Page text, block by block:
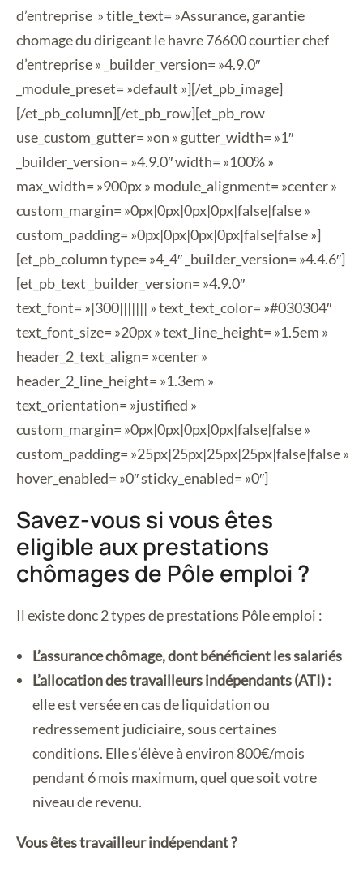
d’entreprise » title_text= »Assurance, garantie
chomage du dirigeant le havre 76600 courtier chef
d’entreprise » _builder_version= »4.9.0″
_module_preset= »default »][/et_pb_image]
[/et_pb_column][/et_pb_row][et_pb_row
use_custom_gutter= »on » gutter_width= »1″
_builder_version= »4.9.0″ width= »100% »
max_width= »900px » module_alignment= »center »
custom_margin= »0px|0px|0px|0px|false|false »
custom_padding= »0px|0px|0px|0px|false|false »]
[et_pb_column type= »4_4″ _builder_version= »4.4.6″]
[et_pb_text _builder_version= »4.9.0″
text_font= »|300||||||| » text_text_color= »#030304″
text_font_size= »20px » text_line_height= »1.5em »
header_2_text_align= »center »
header_2_line_height= »1.3em »
text_orientation= »justified »
custom_margin= »0px|0px|0px|0px|false|false »
custom_padding= »25px|25px|25px|25px|false|false »
hover_enabled= »0″ sticky_enabled= »0″]
Savez-vous si vous êtes
eligible aux prestations
chômages de Pôle emploi ?
Il existe donc 2 types de prestations Pôle emploi :
L’assurance chômage, dont bénéficient les salariés
L’allocation des travailleurs indépendants (ATI) :
elle est versée en cas de liquidation ou
redressement judiciaire, sous certaines
conditions. Elle s’élève à environ 800€/mois
pendant 6 mois maximum, quel que soit votre
niveau de revenu.
Vous êtes travailleur indépendant ?